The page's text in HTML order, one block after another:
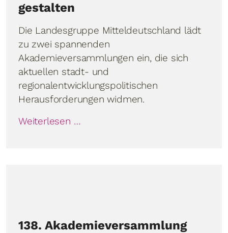
gestalten
Die Landesgruppe Mitteldeutschland lädt
zu zwei spannenden
Akademieversammlungen ein, die sich
aktuellen stadt- und
regionalentwicklungspolitischen
Herausforderungen widmen.
Weiterlesen …
138. Akademieversammlung